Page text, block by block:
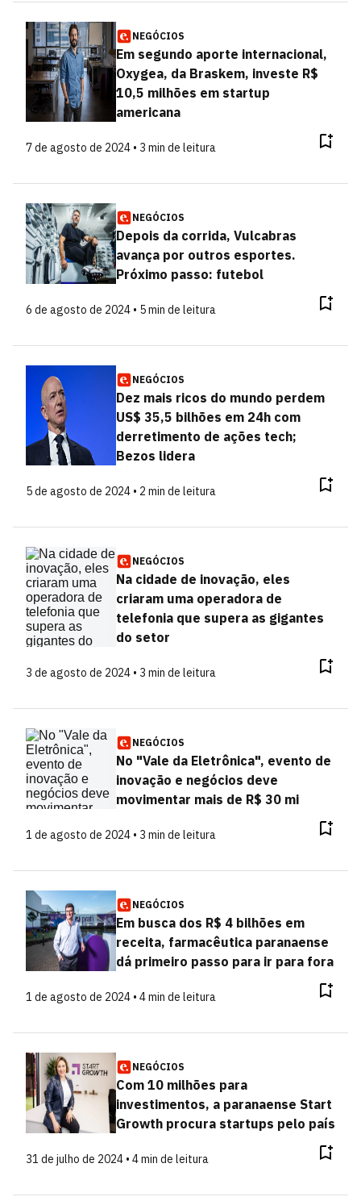
NEGÓCIOS
Em segundo aporte internacional,
Oxygea, da Braskem, investe R$
10,5 milhões em startup
americana
7 de agosto de 2024 • 3 min de leitura
NEGÓCIOS
Depois da corrida, Vulcabras
avança por outros esportes.
Próximo passo: futebol
6 de agosto de 2024 • 5 min de leitura
NEGÓCIOS
Dez mais ricos do mundo perdem
US$ 35,5 bilhões em 24h com
derretimento de ações tech;
Bezos lidera
5 de agosto de 2024 • 2 min de leitura
NEGÓCIOS
Na cidade de inovação, eles
criaram uma operadora de
telefonia que supera as gigantes
do setor
3 de agosto de 2024 • 3 min de leitura
NEGÓCIOS
No "Vale da Eletrônica", evento de
inovação e negócios deve
movimentar mais de R$ 30 mi
1 de agosto de 2024 • 3 min de leitura
NEGÓCIOS
Em busca dos R$ 4 bilhões em
receita, farmacêutica paranaense
dá primeiro passo para ir para fora
1 de agosto de 2024 • 4 min de leitura
NEGÓCIOS
Com 10 milhões para
investimentos, a paranaense Start
Growth procura startups pelo país
31 de julho de 2024 • 4 min de leitura